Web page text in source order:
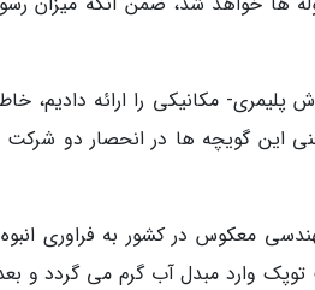
پلیمری- مکانیکی را ارائه دادیم،
این گویچه ها در انحصار دو
معکوس در کشور به فراوری
توپک وارد مبدل آب گرم می گردد و